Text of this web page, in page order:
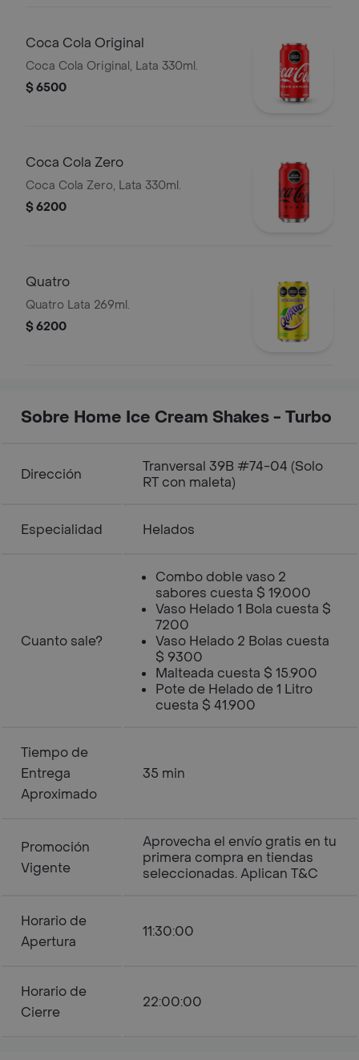
Coca Cola Original
Coca Cola Original, Lata 330ml.
$ 6500
Coca Cola Zero
Coca Cola Zero, Lata 330ml.
$ 6200
Quatro
Quatro Lata 269ml.
$ 6200
Sobre Home Ice Cream Shakes - Turbo
Dirección
Tranversal 39B #74-04 (Solo
RT con maleta)
Especialidad Helados
Cuanto sale?
Combo doble vaso 2
sabores cuesta $ 19.000
Vaso Helado 1 Bola cuesta $
7200
Vaso Helado 2 Bolas cuesta
$ 9300
Malteada cuesta $ 15.900
Pote de Helado de 1 Litro
cuesta $ 41.900
Tiempo de
Entrega
Aproximado
35 min
Promoción
Vigente
Aprovecha el envío gratis en tu
primera compra en tiendas
seleccionadas. Aplican T&C
Horario de
Apertura
11:30:00
Horario de
Cierre
22:00:00